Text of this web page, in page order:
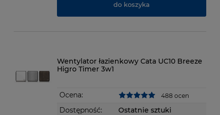
do koszyka
Wentylator łazienkowy Cata UC10 Breeze
Higro Timer 3w1
Ocena: 488 ocen
Dostępność:
Ostatnie sztuki